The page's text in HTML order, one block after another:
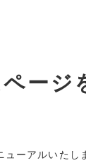
ージ
ューアルいた